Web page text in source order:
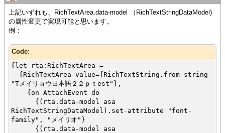
上記いずれも、RichTextArea.data-model （RichTextStringDataModel)
の属性変更で実現可能と思います。
例：
Code:
{let rta:RichTextArea =
{RichTextArea value={RichTextString.from-string
"Tメイリョウ日本語２２ｐｔest"},
{on AttachEvent do
{(rta.data-model asa
RichTextStringDataModel).set-attribute "font-
family", "メイリオ"}
{(rta.data-model asa